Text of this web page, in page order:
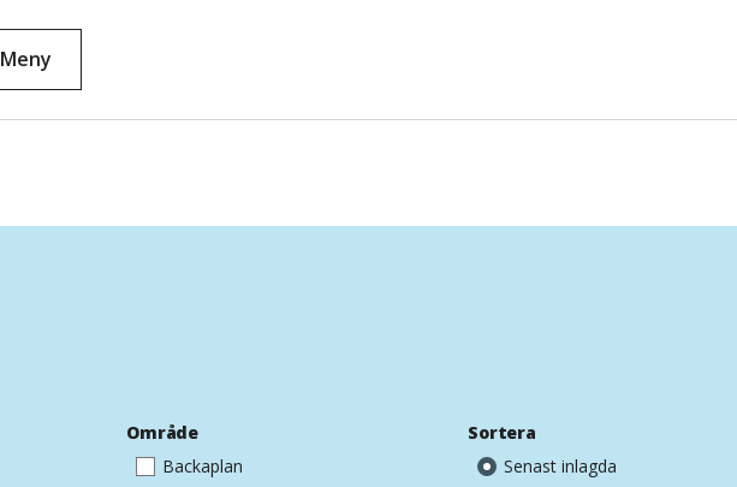
Meny
Område
Backaplan
Sortera
Senast inlagda